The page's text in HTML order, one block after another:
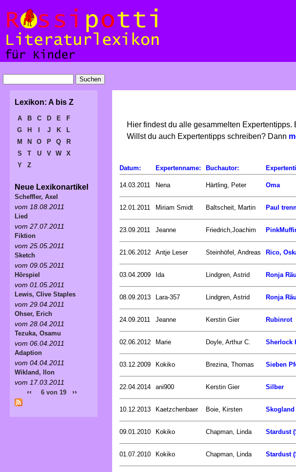
Hier findest du alle gesammelten
Willst du auch Expertentipps schreiben? Dann
Datum: Expertenname: Buchautor:
14.03.2011 Nena Härtling, Peter Oma
12.01.2011 Miriam Smidt Baltscheit, Martin Paul
23.09.2011 Jeanne Friedrich,Joachim
21.06.2012 Antje Leser Steinhöfel, Andreas Rico,
03.04.2009 Ida Lindgren, Astrid Ronja
08.09.2013 Lara-357 Lindgren, Astrid Ronja
24.09.2011 Jeanne Kerstin Gier Rubinrot
02.06.2012 Marie Doyle, Arthur C. Sherlock
03.12.2009 Kokiko Brezina, Thomas Sieben
22.04.2014 ani900 Kerstin Gier Silber
10.12.2013 Kaetzchenbaer Boie, Kirsten Skogland
09.01.2010 Kokiko Chapman, Linda Stardust
01.07.2010 Kokiko Chapman, Linda Stardust
Lexikon: A bis Z
A B C D E
F
G
H J K
L
M
N O P Q
R
S
T U V W
X
Y
Z
Neue Lexikonartikel
Scheffler, Axel
vom 18.08.2011
Lied
vom 27.07.2011
Fiktion
vom 25.05.2011
Sketch
vom 09.05.2011
Hörspiel
vom 01.05.2011
Lewis, Clive Staples
vom 29.04.2011
Ohser, Erich
vom 28.04.2011
Tezuka, Osamu
vom 06.04.2011
Adaption
vom 04.04.2011
Wikland, Ilon
vom 17.03.2011
‹‹ 6 von 19 ››